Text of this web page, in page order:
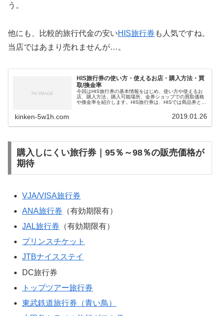
う。
他にも、比較的旅行代金の安いHIS旅行券 も人気ですね。
当店ではあまり売れませんが…。
HIS旅行券の使い方・使えるお店・購入方法・買
取/換金率
今回はHIS旅行券の基本情報をはじめ、使い方や使えるお
店、購入方法、購入可能場所、金券ショップでの買取価格
や換金率を紹介します。HIS旅行券は、HISでは商品券とし
ています。額面は1,000円、10,000円の2種類で、利用時
。また、有効期限の設定もありませ
kinken-5w1h.com 2019.01.26
購入しにくい旅行券｜95％～98％の販売価格が
期待
VJA/VISA旅行券
ANA旅行券 （有効期限有）
JAL旅行券 （有効期限有）
プリンスチケット
JTBナイスステイ
DC旅行券
トップツアー旅行券
東武鉄道旅行券（青い鳥）